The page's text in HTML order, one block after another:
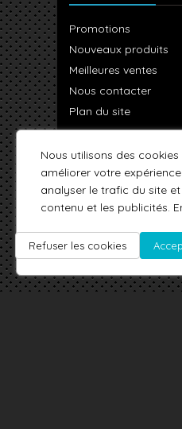
Promotions
Nouveaux produits
Meilleures ventes
Nous contacter
Plan du site
LETTRE
Nous utilisons des
améliorer votre
analyser le trafic du site
contenu et les publicités.
Refuser les cookies